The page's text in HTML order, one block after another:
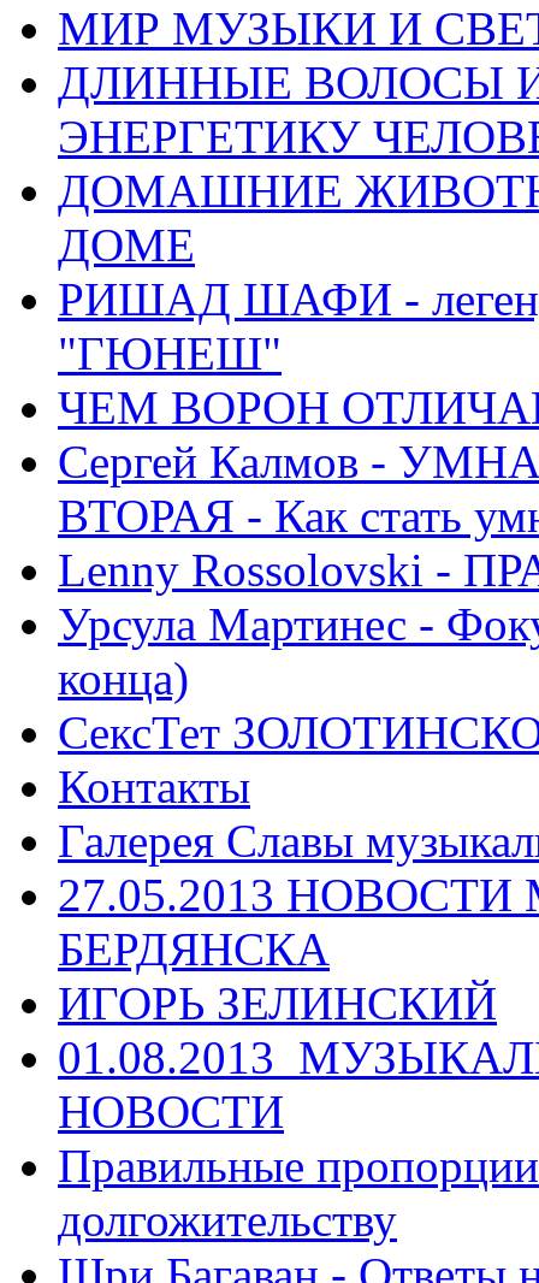
МИР МУЗЫКИ И
ДЛИННЫЕ ВОЛОСЫ
ЭНЕРГЕТИКУ
ДОМАШНИЕ
ДОМЕ
РИШАД ШАФИ -
"ГЮНЕШ"
ЧЕМ ВОРОН
Сергей Калмов -
ВТОРАЯ - Как стать
Lenny Rossolovski -
Урсула Мартинес -
конца)
СексТет
Контакты
Галерея Славы
27.05.2013
БЕРДЯНСКА
ИГОРЬ ЗЕЛИНСКИЙ
НОВОСТИ
Правильные
долгожительству